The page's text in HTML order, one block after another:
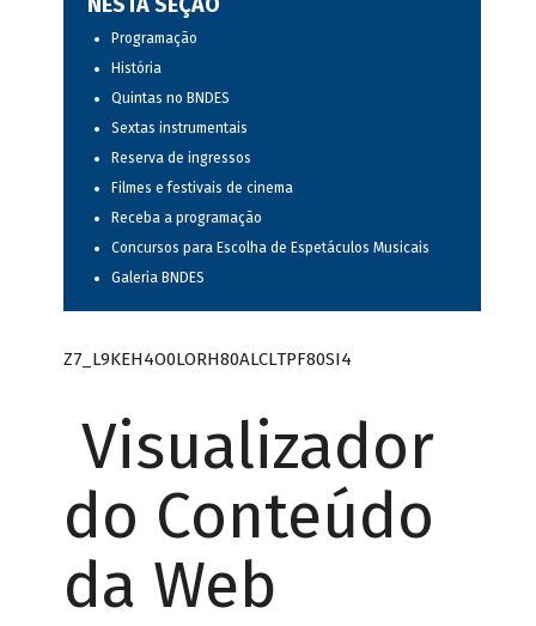
NESTA SEÇÃO
Programação
História
Quintas no BNDES
Sextas instrumentais
Reserva de ingressos
Filmes e festivais de cinema
Receba a programação
Concursos para Escolha de Espetáculos Musicais
Galeria BNDES
Z7_L9KEH4O0LORH80ALCLTPF80SI4
Visualizador
do Conteúdo
da Web